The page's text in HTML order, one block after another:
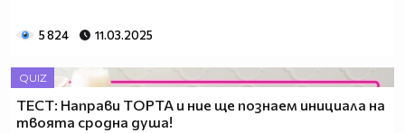
5 824 11.03.2025
QUIZ
ТЕСТ: Направи ТОРТА и ние ще познаем инициала на
твоята сродна душа!